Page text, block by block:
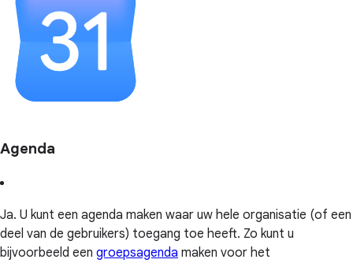
Agenda
Ja. U kunt een agenda maken waar uw hele organisatie (of een
deel van de gebruikers) toegang toe heeft. Zo kunt u
bijvoorbeeld een groepsagenda maken voor het